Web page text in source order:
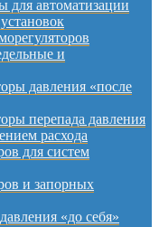
для автоматизации
и
давления «после
перепада давления
расхода
для систем
и запорных
«до себя»